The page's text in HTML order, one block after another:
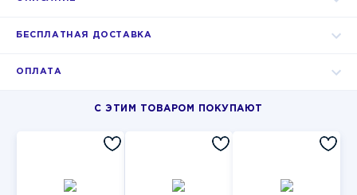
БЕСПЛАТНАЯ ДОСТАВКА
ОПЛАТА
С ЭТИМ ТОВАРОМ ПОКУПАЮТ